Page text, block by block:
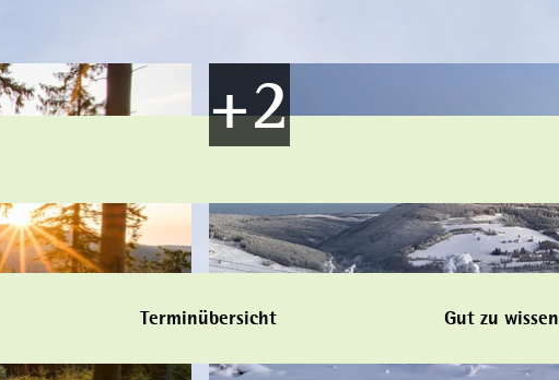
Terminübersicht Gut zu wissen